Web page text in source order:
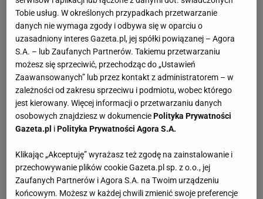
sprawi, że łatwo, przyjemnie i bezwysiłkowo będzie
można dokładnie odkurzyć cały dom. Pomoże w tym
też podświetlana szczoteczka LED, który pozwoli na
zauważenie każdego paprochu, okruszka czy
kurzue.
Tobie usług. W określonych przypadkach przetwarzanie
danych nie wymaga zgody i odbywa się w oparciu o
uzasadniony interes Gazeta.pl, jej spółki powiązanej – Agora
S.A. – lub Zaufanych Partnerów. Takiemu przetwarzaniu
możesz się sprzeciwić, przechodząc do „Ustawień
Zaawansowanych” lub przez kontakt z administratorem – w
zależności od zakresu sprzeciwu i podmiotu, wobec którego
jest kierowany. Więcej informacji o przetwarzaniu danych
osobowych znajdziesz w dokumencie Polityka Prywatności
Gazeta.pl i Polityka Prywatności Agora S.A.
Klikając „Akceptuję” wyrażasz też zgodę na zainstalowanie i
przechowywanie plików cookie Gazeta.pl sp. z o.o., jej
Zaufanych Partnerów i Agora S.A. na Twoim urządzeniu
końcowym. Możesz w każdej chwili zmienić swoje preferencje